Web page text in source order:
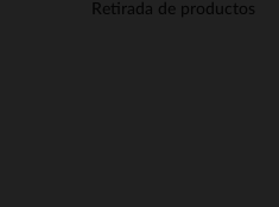
Retirada de productos